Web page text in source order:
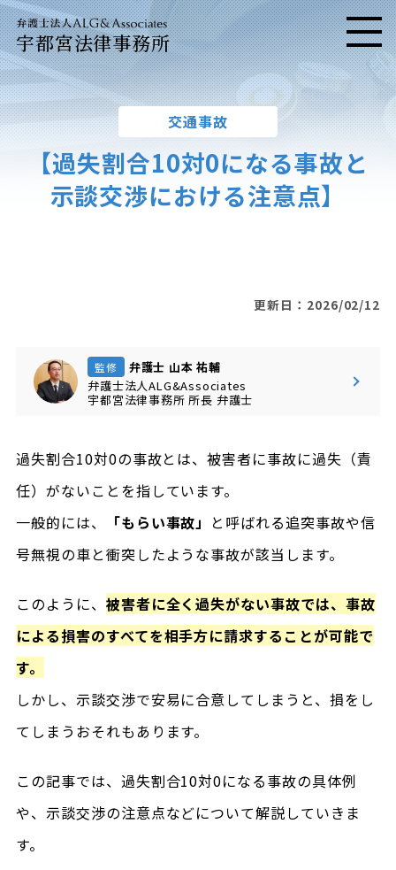
宇都宮法律事務所 メニ
交通事故
【過失割合10対0になる事故と
示談交渉における注意点】
更新日：2026/02/12
監修
弁護士 山本 祐輔
弁護士法人ALG&Associates
宇都宮法律事務所所長 弁護士
過失割合10対0の事故とは、被害者に事故に過失（責
任）がないことを指しています。
一般的には、
「もらい事故」 と呼ばれる追突事故や信
号無視の車と衝突したような事故が該当します。
このように、 被害者に全く過失がない事故では、事故
による損害のすべてを相手方に請求することが可能で
す。
しかし、示談交渉で安易に合意してしまうと、損をし
てしまうおそれもあります。
この記事では、過失割合10対0になる事故の具体例
や、示談交渉の注意点などについて解説していきま
す。